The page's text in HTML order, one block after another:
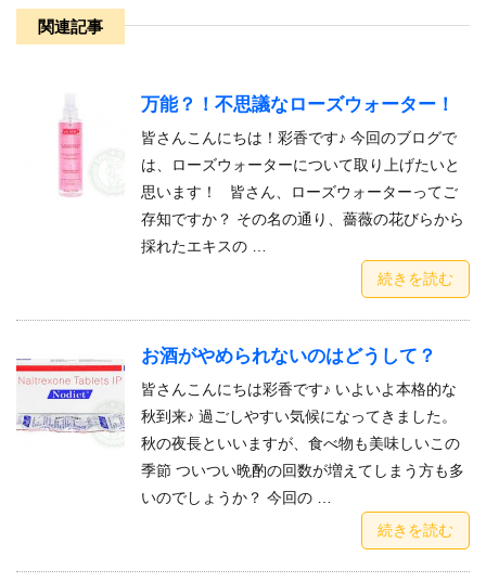
関連記事
万能？！不思議なローズウォーター！
皆さんこんにちは！彩香です♪ 今回のブログで
は、ローズウォーターについて取り上げたいと
思います！ 皆さん、ローズウォーターってご
存知ですか？ その名の通り、薔薇の花びらから
採れたエキスの …
続きを読む
お酒がやめられないのはどうして？
皆さんこんにちは彩香です♪ いよいよ本格的な
秋到来♪ 過ごしやすい気候になってきました。
秋の夜長といいますが、食べ物も美味しいこの
季節 ついつい晩酌の回数が増えてしまう方も多
いのでしょうか？ 今回の …
続きを読む